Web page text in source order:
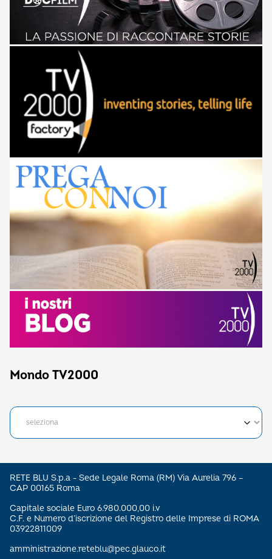
Mondo TV2000
RETE BLU S.p.a - Sede Legale Roma (RM) Via Aurelia 796 –
CAP 00165 Roma
Capitale sociale Euro 6.980.000,00 i.v
C.F. e Numero d’iscrizione del Registro delle Imprese di ROMA
03922811009
amministrazione.reteblu@pec.glauco.it